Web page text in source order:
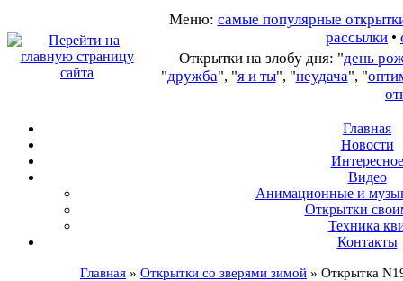
Меню: самые популярные
рассылки •
Открытки на злобу дня: "день
"дружба", "я и ты", "неудача", "
Главная
Новости
Интересное
Видео
Анимационные и
Открытки
Техника
Контакты
Главная » Открытки со зверями зимой » Открытка